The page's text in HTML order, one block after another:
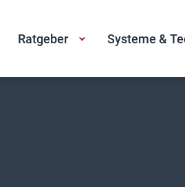
Ratgeber Systeme &